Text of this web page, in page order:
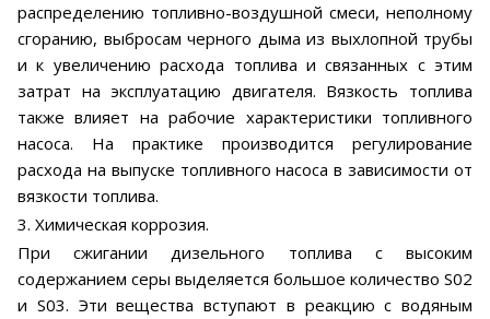
распределению топливно-воздушной смеси, неполному
сгоранию, выбросам черного дыма из выхлопной трубы
и к увеличению расхода топлива и связанных с этим
затрат на эксплуатацию двигателя. Вязкость топлива
также влияет на рабочие характеристики топливного
насоса. На практике производится регулирование
расхода на выпуске топливного насоса в зависимости от
вязкости топлива.
3. Химическая коррозия.
При сжигании дизельного топлива с высоким
содержанием серы выделяется большое количество S02
и S03. Эти вещества вступают в реакцию с водяным